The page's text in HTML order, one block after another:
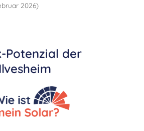
2026)
Potenzial der